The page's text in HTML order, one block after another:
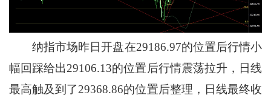
纳指市场昨日开盘在29186.97的位置后行情小
幅回踩给出29106.13的位置后行情震荡拉升，日线
最高触及到了29368.86的位置后整理，日线最终收